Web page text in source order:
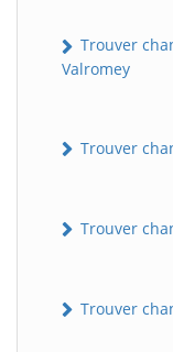
Trouver
Valromey
Trouver
Trouver
Trouver